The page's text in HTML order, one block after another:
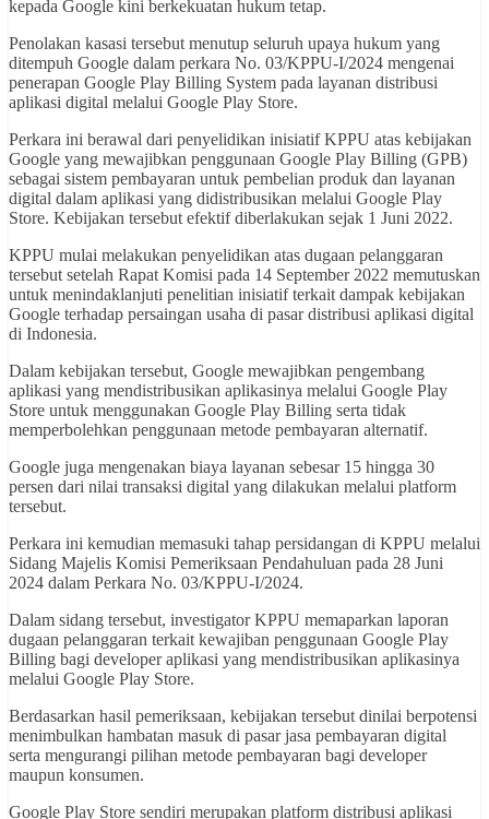
kepada Google kini berkekuatan hukum tetap.
Penolakan kasasi tersebut menutup seluruh upaya hukum yang
ditempuh Google dalam perkara No. 03/KPPU-I/2024 mengenai
penerapan Google Play Billing System pada layanan distribusi
aplikasi digital melalui Google Play Store.
Perkara ini berawal dari penyelidikan inisiatif KPPU atas kebijakan
Google yang mewajibkan penggunaan Google Play Billing (GPB)
sebagai sistem pembayaran untuk pembelian produk dan layanan
digital dalam aplikasi yang didistribusikan melalui Google Play
Store. Kebijakan tersebut efektif diberlakukan sejak 1 Juni 2022.
KPPU mulai melakukan penyelidikan atas dugaan pelanggaran
tersebut setelah Rapat Komisi pada 14 September 2022 memutuskan
untuk menindaklanjuti penelitian inisiatif terkait dampak kebijakan
Google terhadap persaingan usaha di pasar distribusi aplikasi digital
di Indonesia.
Dalam kebijakan tersebut, Google mewajibkan pengembang
aplikasi yang mendistribusikan aplikasinya melalui Google Play
Store untuk menggunakan Google Play Billing serta tidak
memperbolehkan penggunaan metode pembayaran alternatif.
Google juga mengenakan biaya layanan sebesar 15 hingga 30
persen dari nilai transaksi digital yang dilakukan melalui platform
tersebut.
Perkara ini kemudian memasuki tahap persidangan di KPPU melalui
Sidang Majelis Komisi Pemeriksaan Pendahuluan pada 28 Juni
2024 dalam Perkara No. 03/KPPU-I/2024.
Dalam sidang tersebut, investigator KPPU memaparkan laporan
dugaan pelanggaran terkait kewajiban penggunaan Google Play
Billing bagi developer aplikasi yang mendistribusikan aplikasinya
melalui Google Play Store.
Berdasarkan hasil pemeriksaan, kebijakan tersebut dinilai berpotensi
menimbulkan hambatan masuk di pasar jasa pembayaran digital
serta mengurangi pilihan metode pembayaran bagi developer
maupun konsumen.
Google Play Store sendiri merupakan platform distribusi aplikasi